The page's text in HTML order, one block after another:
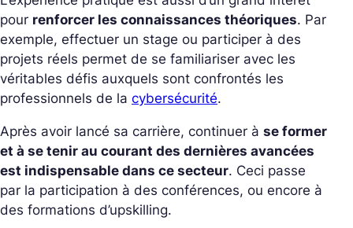
pour renforcer les connaissances théoriques. Par
exemple, effectuer un stage ou participer à des
projets réels permet de se familiariser avec les
véritables défis auxquels sont confrontés les
professionnels de la cybersécurité.
Après avoir lancé sa carrière, continuer à se former
et à se tenir au courant des dernières avancées
est indispensable dans ce secteur. Ceci passe
par la participation à des conférences, ou encore à
des formations d’upskilling.